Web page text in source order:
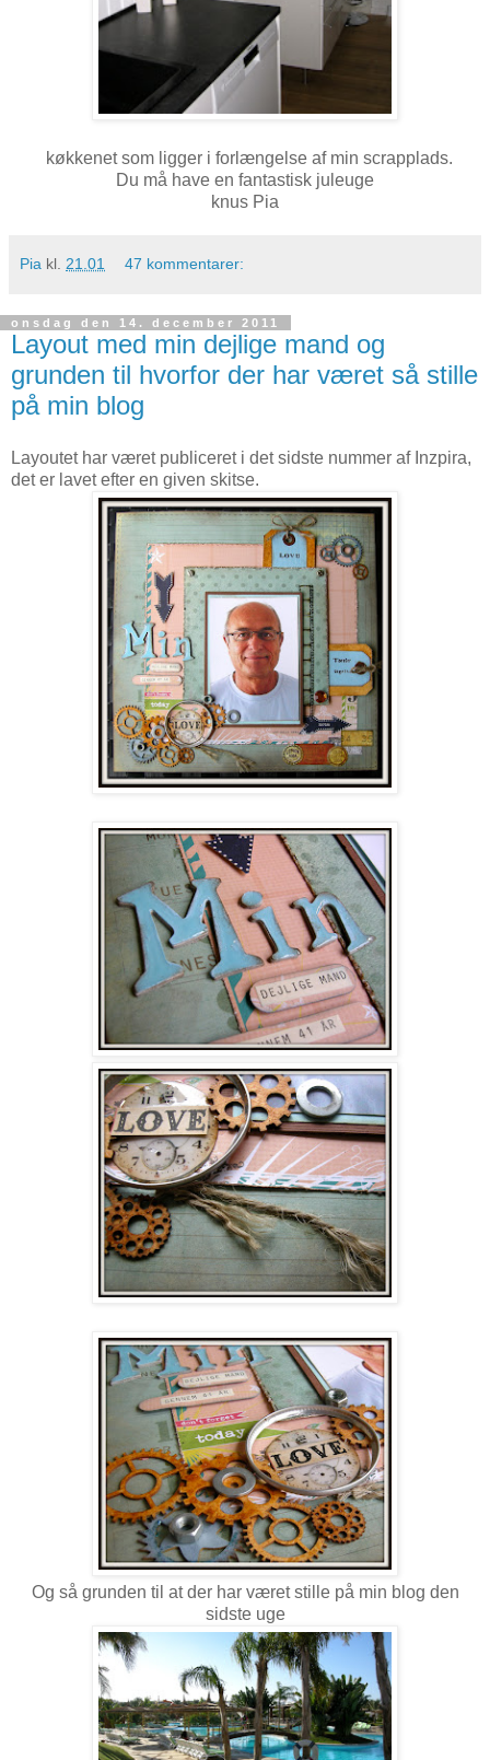
køkkenet som ligger i forlængelse af min scrapplads.
Du må have en fantastisk juleuge
knus Pia
Pia kl. 21.01 47 kommentarer:
onsdag den 14. december 2011
Layout med min dejlige mand og
grunden til hvorfor der har været så stille
på min blog
Layoutet har været publiceret i det sidste nummer af Inzpira,
det er lavet efter en given skitse.
Og så grunden til at der har været stille på min blog den
sidste uge